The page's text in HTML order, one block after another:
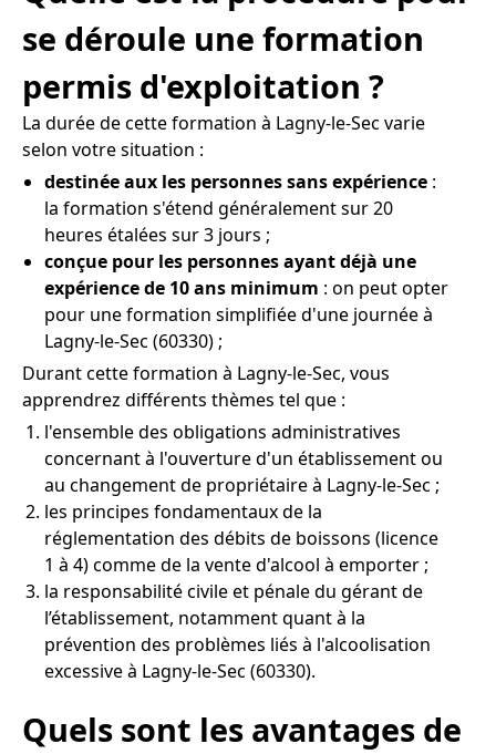
se déroule une formation
permis d'exploitation ?
La durée de cette formation à Lagny-le-Sec varie
selon votre situation :
destinée aux les personnes sans expérience :
la formation s'étend généralement sur 20
heures étalées sur 3 jours ;
conçue pour les personnes ayant déjà une
expérience de 10 ans minimum : on peut opter
pour une formation simplifiée d'une journée à
Lagny-le-Sec (60330) ;
Durant cette formation à Lagny-le-Sec, vous
apprendrez différents thèmes tel que :
l'ensemble des obligations administratives
concernant à l'ouverture d'un établissement ou
au changement de propriétaire à Lagny-le-Sec ;
les principes fondamentaux de la
réglementation des débits de boissons (licence
1 à 4) comme de la vente d'alcool à emporter ;
la responsabilité civile et pénale du gérant de
l’établissement, notamment quant à la
prévention des problèmes liés à l'alcoolisation
excessive à Lagny-le-Sec (60330).
Quels sont les avantages de